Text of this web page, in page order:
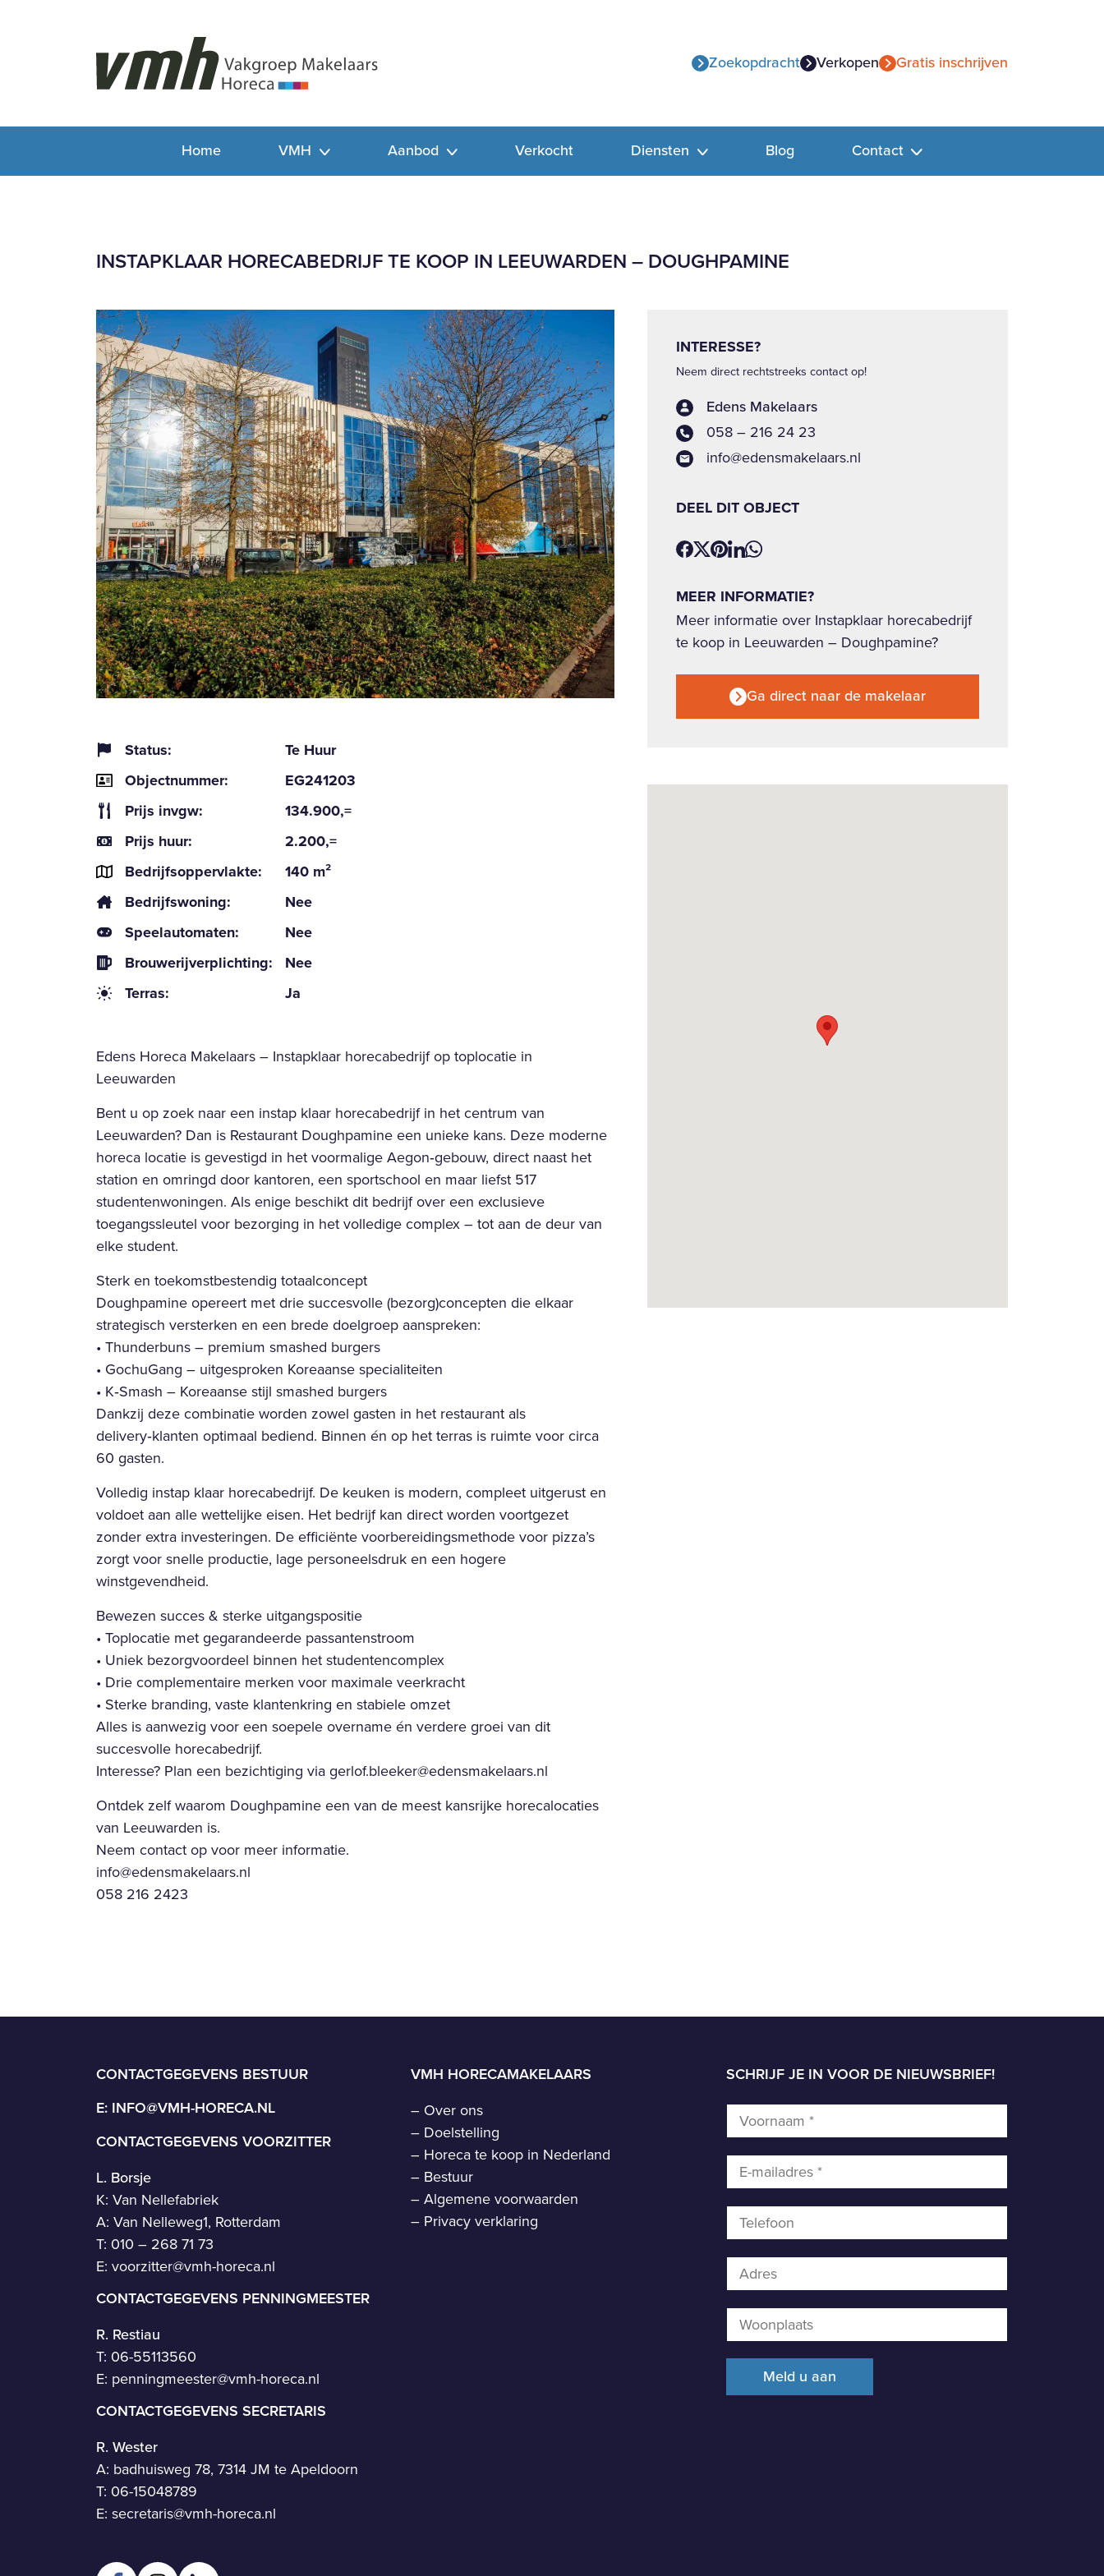
Zoekopdracht Verkopen Gratis inschrijven
Home VMH Aanbod Verkocht Diensten Blog Contact
INSTAPKLAAR HORECABEDRIJF TE KOOP IN LEEUWARDEN – DOUGHPAMINE
Status:
Te Huur
Objectnummer:
EG241203
Prijs invgw:
134.900,=
Prijs huur:
2.200,=
Bedrijfsoppervlakte:
140 m²
Bedrijfswoning:
Nee
Speelautomaten:
Nee
Brouwerijverplichting:
Nee
Terras:
Ja
Edens Horeca Makelaars – Instapklaar horecabedrijf op toplocatie in
Leeuwarden
Bent u op zoek naar een instap klaar horecabedrijf in het centrum van
Leeuwarden? Dan is Restaurant Doughpamine een unieke kans. Deze moderne
horeca locatie is gevestigd in het voormalige Aegon‑gebouw, direct naast het
station en omringd door kantoren, een sportschool en maar liefst 517
studentenwoningen. Als enige beschikt dit bedrijf over een exclusieve
toegangssleutel voor bezorging in het volledige complex – tot aan de deur van
elke student.
Sterk en toekomstbestendig totaalconcept
Doughpamine opereert met drie succesvolle (bezorg)concepten die elkaar
strategisch versterken en een brede doelgroep aanspreken:
• Thunderbuns – premium smashed burgers
• GochuGang – uitgesproken Koreaanse specialiteiten
• K‑Smash – Koreaanse stijl smashed burgers
Dankzij deze combinatie worden zowel gasten in het restaurant als
delivery‑klanten optimaal bediend. Binnen én op het terras is ruimte voor circa
60 gasten.
Volledig instap klaar horecabedrijf. De keuken is modern, compleet uitgerust en
voldoet aan alle wettelijke eisen. Het bedrijf kan direct worden voortgezet
zonder extra investeringen. De efficiënte voorbereidingsmethode voor pizza’s
zorgt voor snelle productie, lage personeelsdruk en een hogere
winstgevendheid.
Bewezen succes & sterke uitgangspositie
• Toplocatie met gegarandeerde passantenstroom
• Uniek bezorgvoordeel binnen het studentencomplex
• Drie complementaire merken voor maximale veerkracht
• Sterke branding, vaste klantenkring en stabiele omzet
Alles is aanwezig voor een soepele overname én verdere groei van dit
succesvolle horecabedrijf.
Interesse? Plan een bezichtiging via gerlof.bleeker@edensmakelaars.nl
Ontdek zelf waarom Doughpamine een van de meest kansrijke horecalocaties
van Leeuwarden is.
Neem contact op voor meer informatie.
info@edensmakelaars.nl
058 216 2423
INTERESSE?
Neem direct rechtstreeks contact op!
Edens Makelaars
058 – 216 24 23
info@edensmakelaars.nl
DEEL DIT OBJECT
MEER INFORMATIE?
Meer informatie over Instapklaar horecabedrijf
te koop in Leeuwarden – Doughpamine?
Ga direct naar de makelaar
CONTACTGEGEVENS BESTUUR
E: INFO@VMH-HORECA.NL
CONTACTGEGEVENS VOORZITTER
L. Borsje
K: Van Nellefabriek
A: Van Nelleweg1, Rotterdam
T: 010 – 268 71 73
E: voorzitter@vmh-horeca.nl
CONTACTGEGEVENS PENNINGMEESTER
R. Restiau
T: 06-55113560
E: penningmeester@vmh-horeca.nl
CONTACTGEGEVENS SECRETARIS
R. Wester
A: badhuisweg 78, 7314 JM te Apeldoorn
T: 06-15048789
E: secretaris@vmh-horeca.nl
VMH HORECAMAKELAARS
– Over ons
– Doelstelling
– Horeca te koop in Nederland
– Bestuur
–Algemene voorwaarden
– Privacy verklaring
SCHRIJF JE IN VOOR DE NIEUWSBRIEF!